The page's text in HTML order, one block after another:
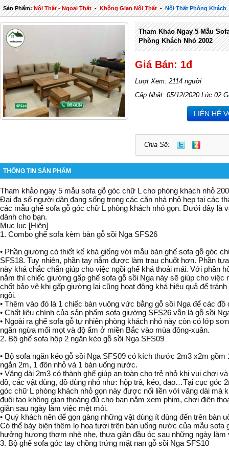
Sản Phẩm:Nội Thất - Ngoại Thất-Không Gian Nội Thất-Nội Thất Phòng Khách
Tham Khảo Ngay 5 Mẫu
Phòng Khách Nhỏ 2002
Giá Bán: 1đ
Lượt Xem: 2114 người
Cập Nhật: 05/12/2020 Lúc 02
LIÊN HỆ
Chia Sẽ:
THÔNG TIN SẢN PHẨM
Tham khảo ngay 5 mẫu sofa gỗ góc chữ L cho phòng khách nhỏ
Đại đa số người dân đang sống trong các căn nhà nhỏ hẹp tại các
các mẫu ghế sofa gỗ góc chữ L phòng khách nhỏ gọn. Dưới đây là
dành cho bạn.
Mục lục [Hiện]
1. Combo ghế sofa kèm bàn gỗ sồi Nga SFS26
• Phần giường có thiết kế khá giống với mẫu bàn ghế sofa gỗ góc
SFS18. Tuy nhiên, phần tay nắm được làm trau chuốt hơn. Phần
này khá chắc chắn giúp cho việc ngồi ghế khá thoải mái. Với phần
nắm thì chiếc giường gấp ghế sofa gỗ sồi Nga này sẽ giúp cho việc
chốt bảo vệ khi gấp giường lại cũng hoạt động khá hiệu quả để
ngồi.
• Thêm vào đó là 1 chiếc bàn vuông vức bằng gỗ sồi Nga để các đồ
• Chất liệu chính của sản phẩm sofa giường SFS26 vẫn là gỗ sồi
• Ngoài ra ghế sofa gỗ tự nhiên phòng khách nhỏ này còn có lớp
ngăn ngừa mối mọt và độ ẩm ở miền Bắc vào mùa đông-xuân.
2. Bộ ghế sofa hộp 2 ngăn kéo gỗ sồi Nga SFS09
• Bộ sofa ngăn kéo gỗ sồi Nga SFS09 có kích thước 2m3 x2m gồm
ngắn 2m, 1 đôn nhỏ và 1 bàn uống nước.
• Văng dài 2m3 có thành ghế giúp an toàn cho trẻ nhỏ khi vui chơi
đồ, các vật dùng, đồ dùng nhỏ như: hộp trà, kéo, dao…Tại cục góc
góc chữ L phòng khách nhỏ gọn này được nối liền với văng dài mà
đuôi tạo không gian thoáng đủ cho bạn nằm xem phim, chơi điện
giãn sau ngày làm việc mệt mỏi.
• Quý khách nên để gọn gàng những vật dùng ít dùng đến trên bàn
Có thể bày biện thêm lọ hoa tươi trên bàn uống nước của mẫu sofa
hưởng hương thơm nhè nhẹ, thưa giãn đầu óc sau những ngày làm
3. Bộ ghế sofa góc tay chồng trứng mặt nan gỗ sồi Nga SFS10